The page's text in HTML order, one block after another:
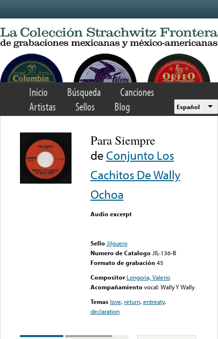
Inicio Búsqueda
Canciones
Artistas
Sellos Blog Español
Para Siempre
de Conjunto Los
Cachitos De Wally
Ochoa
Audio excerpt
Sello Jilguero
Numero de Catalogo JIL-136-B
Formato de grabación 45
Compositor Longoria, Valerio
Acompañamiento vocal: Wally Y Wally
Temas love, return,entreaty,
declaration